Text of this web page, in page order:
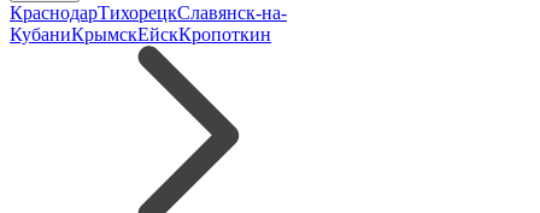
КраснодарТихорецкСлавянск-на-
КубаниКрымскЕйскКропоткин